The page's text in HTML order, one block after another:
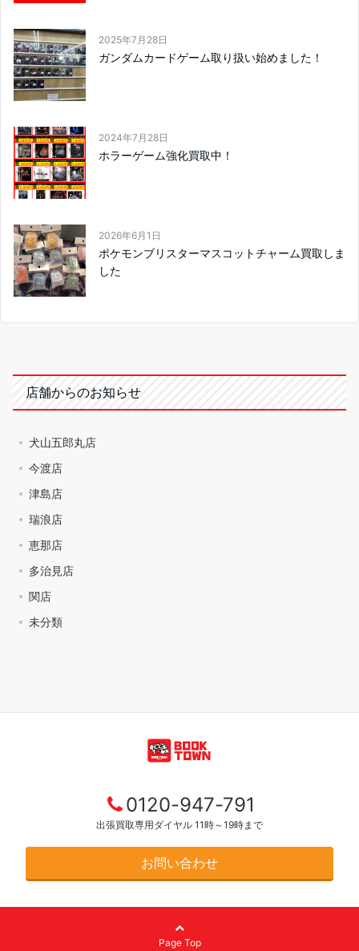
2025年7月28日
ガンダムカードゲーム取り扱い始めました！
2024年7月28日
ホラーゲーム強化買取中！
2026年6月1日
ポケモンブリスターマスコットチャーム買取しま
した
店舗からのお知らせ
犬山五郎丸店
今渡店
津島店
瑞浪店
恵那店
多治見店
関店
未分類
0120-947-791
出張買取専用ダイヤル 11時～19時まで
お問い合わせ
Page Top